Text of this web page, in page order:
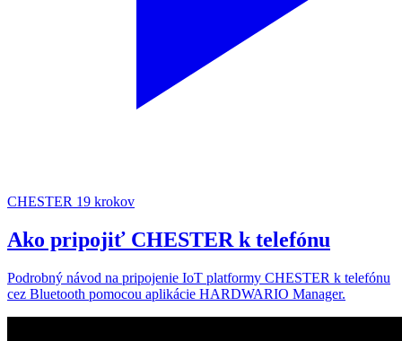
CHESTER 19 krokov
Ako pripojiť CHESTER k telefónu
Podrobný návod na pripojenie IoT platformy CHESTER k telefónu
cez Bluetooth pomocou aplikácie HARDWARIO Manager.